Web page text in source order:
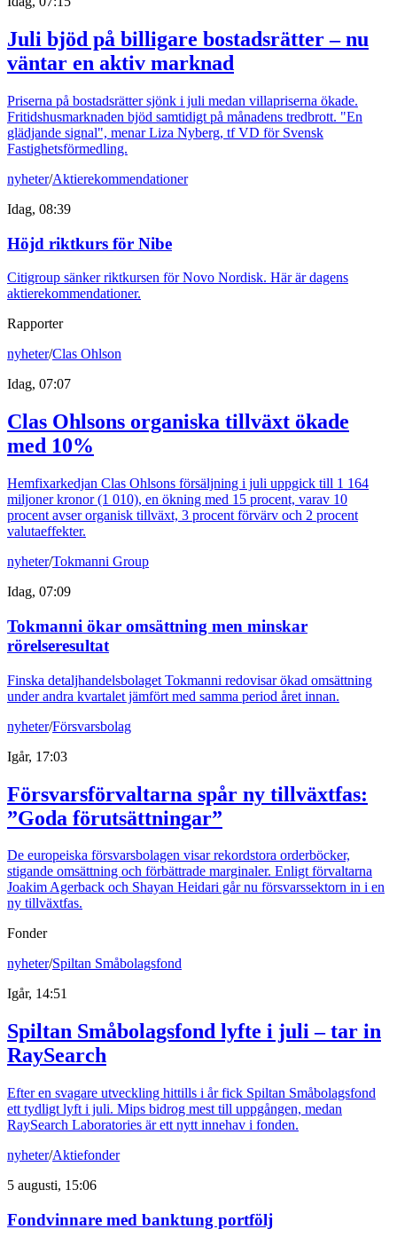
Juli bjöd på billigare bostadsrätter – nu
väntar en aktiv marknad
Priserna på bostadsrätter sjönk i juli medan villapriserna ökade.
Fritidshusmarknaden bjöd samtidigt på månadens tredbrott. "En
glädjande signal", menar Liza Nyberg, tf VD för Svensk
Fastighetsförmedling.
nyheter/Aktierekommendationer
Idag, 08:39
Höjd riktkurs för Nibe
Citigroup sänker riktkursen för Novo Nordisk. Här är dagens
aktierekommendationer.
Rapporter
nyheter/Clas Ohlson
Idag, 07:07
Clas Ohlsons organiska tillväxt ökade
med 10%
Hemfixarkedjan Clas Ohlsons försäljning i juli uppgick till 1 164
miljoner kronor (1 010), en ökning med 15 procent, varav 10
procent avser organisk tillväxt, 3 procent förvärv och 2 procent
valutaeffekter.
nyheter/Tokmanni Group
Idag, 07:09
Tokmanni ökar omsättning men minskar
rörelseresultat
Finska detaljhandelsbolaget Tokmanni redovisar ökad omsättning
under andra kvartalet jämfört med samma period året innan.
nyheter/Försvarsbolag
Igår, 17:03
Försvarsförvaltarna spår ny tillväxtfas:
”Goda förutsättningar”
De europeiska försvarsbolagen visar rekordstora orderböcker,
stigande omsättning och förbättrade marginaler. Enligt förvaltarna
Joakim Agerback och Shayan Heidari går nu försvarssektorn in i en
ny tillväxtfas.
Fonder
nyheter/Spiltan Småbolagsfond
Igår, 14:51
Spiltan Småbolagsfond lyfte i juli – tar in
RaySearch
Efter en svagare utveckling hittills i år fick Spiltan Småbolagsfond
ett tydligt lyft i juli. Mips bidrog mest till uppgången, medan
RaySearch Laboratories är ett nytt innehav i fonden.
nyheter/Aktiefonder
5 augusti, 15:06
Fondvinnare med banktung portfölj